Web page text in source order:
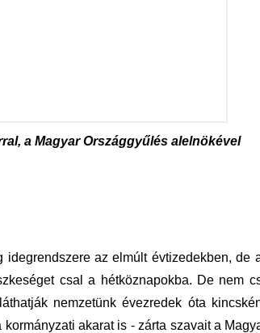
a Magyar Országgyűlés alelnökével
idegrendszere az elmúlt évtizedekben, de
csal a hétköznapokba. De nem
nemzetünk évezredek óta
akarat is - zárta szavait a